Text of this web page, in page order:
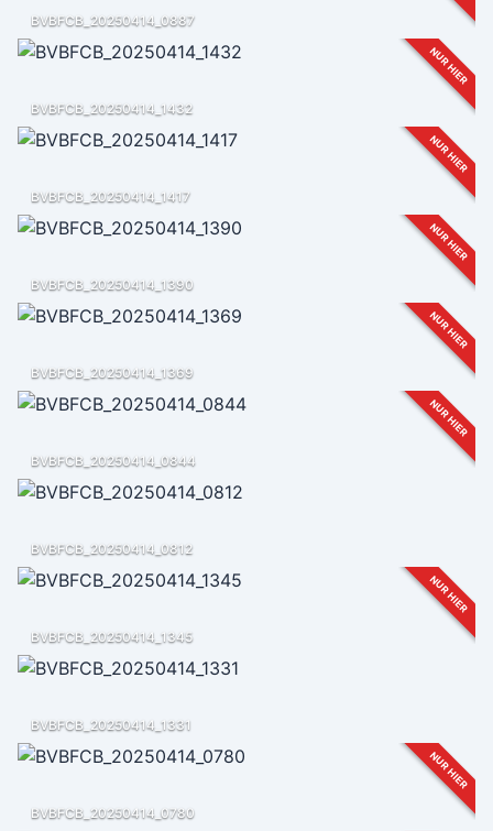
BVBFCB_20250414_0887
NUR HIER
BVBFCB_20250414_1432
NUR HIER
BVBFCB_20250414_1417
NUR HIER
BVBFCB_20250414_1390
NUR HIER
BVBFCB_20250414_1369
NUR HIER
BVBFCB_20250414_0844
BVBFCB_20250414_0812
NUR HIER
BVBFCB_20250414_1345
BVBFCB_20250414_1331
NUR HIER
BVBFCB_20250414_0780